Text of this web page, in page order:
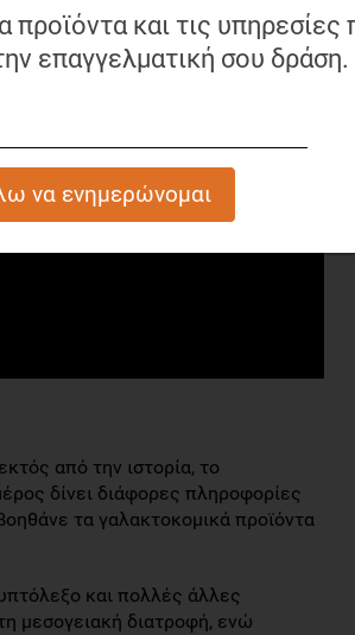
από την ιστορία, το
δίνει διάφορες πληροφορίες
τα γαλακτοκομικά προϊόντα
και πολλές άλλες
μεσογειακή διατροφή, ενώ
προϊόντα και τις υπηρεσίες
επαγγελματική σου δράση.